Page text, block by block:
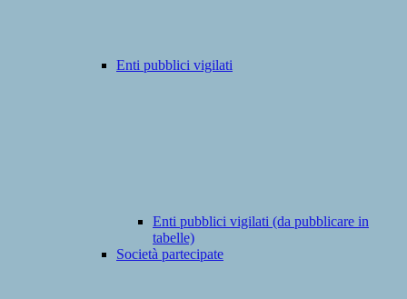
Enti pubblici vigilati
Enti pubblici vigilati (da pubblicare in
tabelle)
Società partecipate